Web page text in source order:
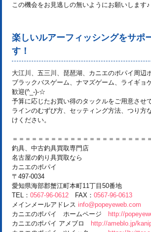
この機会をお見逃しの無いようにお願いします♪
楽しいルアーフィッシングをサポ
す！
大江川、五三川、琵琶湖、カニエのポパイ周辺
ブラックバスゲーム、ナマズゲーム、ライギョ
歓迎(^_-)-☆
予算に応じたお買い得のタックルをご用意させ
ラインのむずび方、セッティング方法、つり方
けください。
＝＝＝＝＝＝＝＝＝＝＝＝＝＝＝＝＝＝＝＝＝
釣具、中古釣具買取専門店
名古屋の釣り具買取なら
カニエのポパイ
〒497-0034
愛知県海部郡蟹江町本町11丁目50番地
TEL： 0567-96-0612 FAX： 0567-96-0613
メインメールアドレス info@popeyeweb.com
カニエのポパイ ホームページ http://
カニエのポパイ アメブロ http://ameblo.jp/